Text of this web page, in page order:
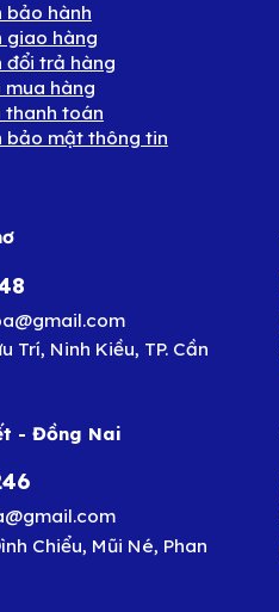
bảo hành
giao hàng
đổi trả hàng
mua hàng
thanh toán
bảo mật thông tin
Trí, Ninh Kiều, TP. Cần
- Đồng Nai
Chiểu, Mũi Né, Phan